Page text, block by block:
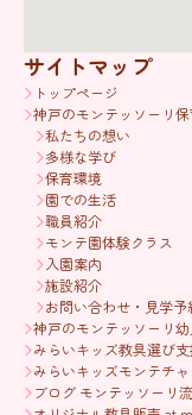
サイトマップ
トップページ
神戸のモンテッソーリ
私たちの想い
多様な学び
保育環境
園での生活
職員紹介
モンテ園体験クラス
入園案内
施設紹介
お問い合わせ・見学予
神戸のモンテッソーリ
みらいキッズ教具選び支
みらいキッズモンテチ
ブログ モンテッソーリ